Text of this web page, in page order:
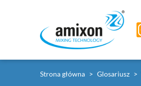
You are here:
Strona główna Glosariusz